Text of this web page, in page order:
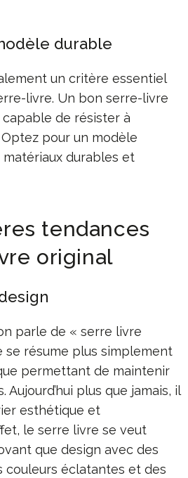
durable
un critère essentiel
livre. Un bon serre-livre
de résister à
Optez pour un modèle
durables et
tendances
original
parle de « serre livre
se résume plus simplement
permettant de maintenir
plus que jamais, il
esthétique et
le serre livre se veut
que design avec des
couleurs éclatantes et des